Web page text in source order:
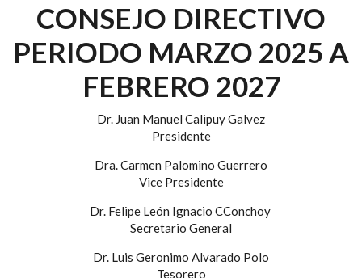
CONSEJO DIRECTIVO
PERIODO MARZO 2025 A
FEBRERO 2027
Dr. Juan Manuel Calipuy Galvez
Presidente
Dra. Carmen Palomino Guerrero
Vice Presidente
Dr. Felipe León Ignacio CConchoy
Secretario General
Dr. Luis Geronimo Alvarado Polo
Tesorero